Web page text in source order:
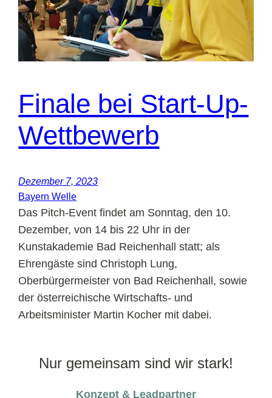
Finale bei Start-Up-
Wettbewerb
Dezember 7, 2023
Bayern Welle
Das Pitch-Event findet am Sonntag, den 10.
Dezember, von 14 bis 22 Uhr in der
Kunstakademie Bad Reichenhall statt; als
Ehrengäste sind Christoph Lung,
Oberbürgermeister von Bad Reichenhall, sowie
der österreichische Wirtschafts- und
Arbeitsminister Martin Kocher mit dabei.
Nur gemeinsam sind wir stark!
Konzept & Leadpartner